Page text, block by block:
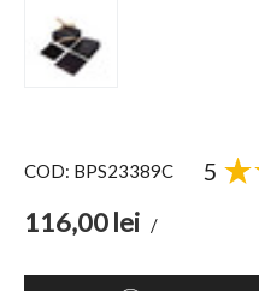
COD: BPS23389C 5
116,00lei /